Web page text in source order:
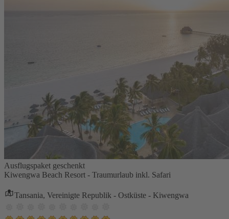
Ausflugspaket geschenkt
Kiwengwa Beach Resort - Traumurlaub inkl. Safari
Tansania, Vereinigte Republik - Ostküste - Kiwengwa